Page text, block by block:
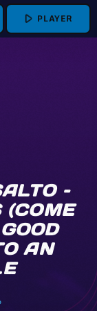
play_arrow PLAYER
–
(COME
AN